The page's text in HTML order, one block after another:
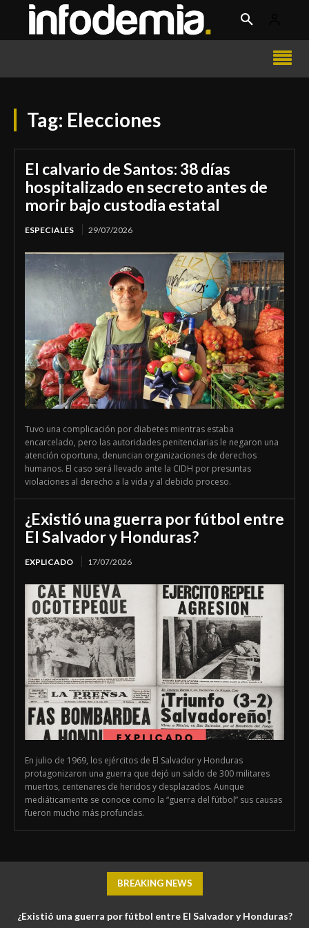
Tag: Elecciones
El calvario de Santos: 38 días
hospitalizado en secreto antes de
morir bajo custodia estatal
ESPECIALES 29/07/2026
Tuvo una complicación por diabetes mientras estaba
encarcelado, pero las autoridades penitenciarias le negaron una
atención oportuna, denuncian organizaciones de derechos
humanos. El caso será llevado ante la CIDH por presuntas
violaciones al derecho a la vida y al debido proceso.
¿Existió una guerra por fútbol entre
El Salvador y Honduras?
EXPLICADO 17/07/2026
En julio de 1969, los ejércitos de El Salvador y Honduras
protagonizaron una guerra que dejó un saldo de 300 militares
muertos, centenares de heridos y desplazados. Aunque
mediáticamente se conoce como la “guerra del fútbol” sus causas
fueron mucho más profundas.
BREAKING NEWS
¿Existió una guerra por fútbol entre El Salvador y Honduras?